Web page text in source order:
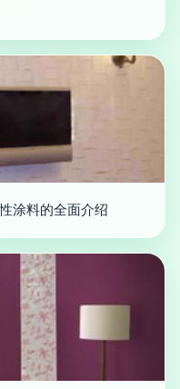
涂料的全面介绍